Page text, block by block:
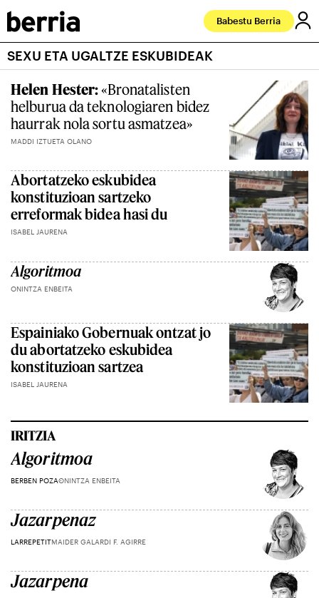
Babestu Berria
SEXU ETA UGALTZE ESKUBIDEAK
Helen Hester:«Bronatalisten
helburua da teknologiaren bidez
haurrak nola sortu asmatzea»
MADDI IZTUETA OLANO
Abortatzeko eskubidea
konstituzioan sartzeko
erreformak bidea hasi du
ISABEL JAURENA
Algoritmoa
ONINTZA ENBEITA
Espainiako Gobernuak ontzat jo
du abortatzeko eskubidea
konstituzioan sartzea
ISABEL JAURENA
IRITZIA
Algoritmoa
BERBEN POZAONINTZA ENBEITA
Jazarpenaz
LARREPETITMAIDER GALARDI F. AGIRRE
Jazarpena